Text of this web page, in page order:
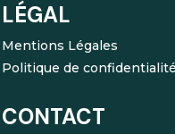
LÉGAL
Mentions Légales
Politique de confidentialité
CONTACT